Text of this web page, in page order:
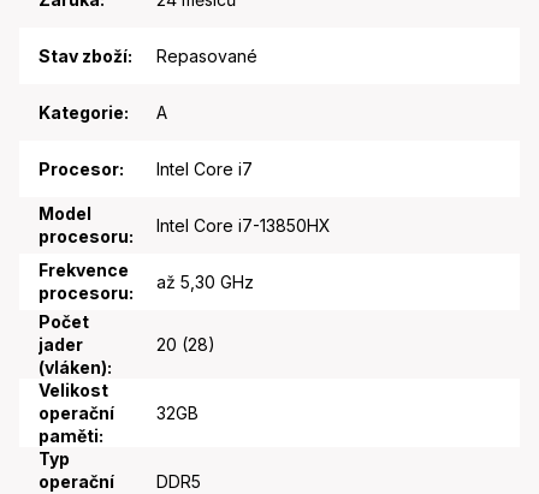
Stav zboží: Repasované
Kategorie: A
Procesor: Intel Core i7
Model
procesoru:
Intel Core i7-13850HX
Frekvence
procesoru:
až 5,30 GHz
Počet
jader
(vláken):
20 (28)
Velikost
operační
paměti:
32GB
Typ
operační
DDR5